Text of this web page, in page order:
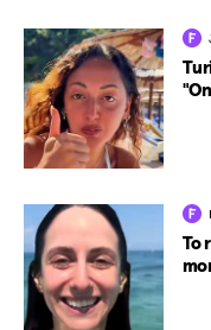
To